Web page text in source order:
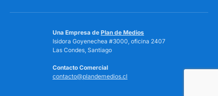
Una Empresa de Plan de Medios
Isidora Goyenechea #3000, oficina 2407
Las Condes, Santiago
Contacto Comercial
contacto@plandemedios.cl